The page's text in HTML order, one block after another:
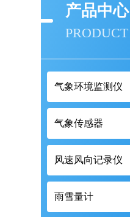
产品中心
PRODUCT
气象环境监测仪
气象传感器
风速风向记录仪
雨雪量计